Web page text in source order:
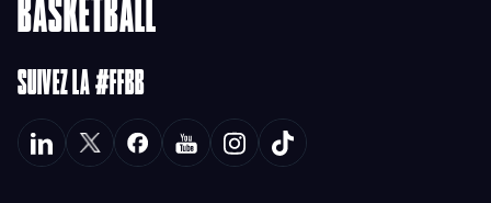
BASKETBALL
SUIVEZ LA #FFBB